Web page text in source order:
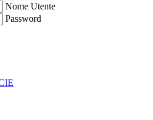
Nome Utente
Password